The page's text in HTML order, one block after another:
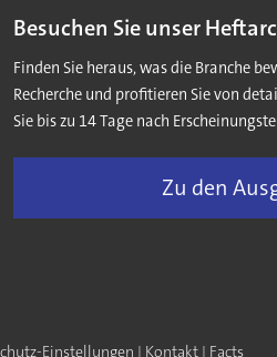
Besuchen Sie unser
Finden Sie heraus, was die Branche
Recherche und profitieren Sie von
Sie bis zu 14 Tage nach
Zu den
Einstellungen | Kontakt | Facts